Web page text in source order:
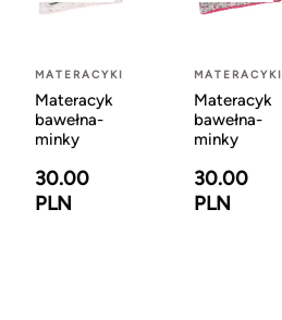
MATERACYKI
Materacyk
bawełna-
minky
30.00
PLN
MATERACYKI
Materacyk
bawełna-
minky
30.00
PLN